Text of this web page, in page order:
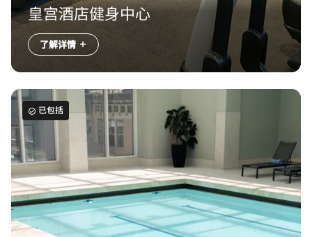
皇宫酒店健身中心
了解详情
已包括